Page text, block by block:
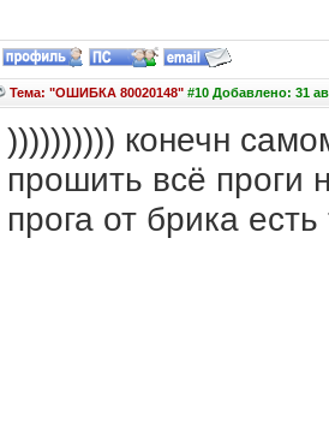
Тема: "ОШИБКА 80020148"#10 Добавлено: 31
)))))))))) конечн
прошить всё проги
прога от брика